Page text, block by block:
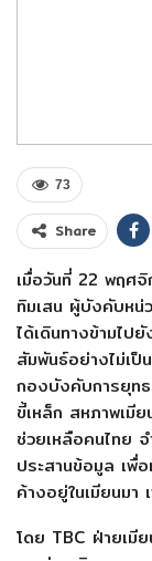
73
Share
เมื่อวันที่ 22 พฤศ
ทิมเสน ผู้บังคับหน่
ได้เดินทางข้ามไป
สัมพันธ์อย่างไม่เ
กองบังคับการยุท
ขี้เหล็ก สหภาพเมี
ช่วยเหลือคนไทย
ประสานข้อมูล เพื่
ค้างอยู่ในเมียนมา
โดย TBC ฝ่ายเมี